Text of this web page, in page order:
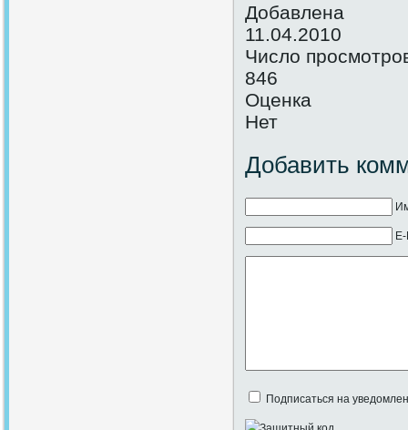
Добавлена
11.04.2010
Число
846
Оценка
Нет
Добавить
Подписаться на